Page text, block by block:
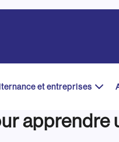
et entreprises